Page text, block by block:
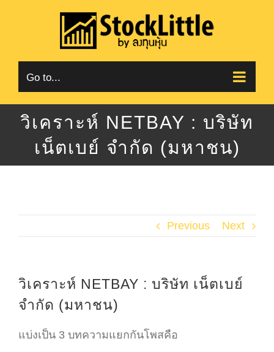
content
Go to...
วิเคราะห์ NETBAY : บริษัท
เน็ตเบย์ จำกัด (มหาชน)
Previous Next
วิเคราะห์ NETBAY : บริษัท เน็ตเบย์
จำกัด (มหาชน)
แบ่งเป็น 3 บทความแยกกันโพสคือ